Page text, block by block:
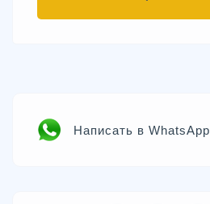
Написать в WhatsApp